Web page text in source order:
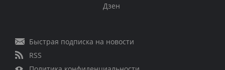
Дзен
Быстрая подписка на новости
RSS